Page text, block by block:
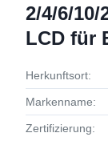
2/4/6/
LCD für
Herkunftsort:
Markenname:
Zertifizierung: